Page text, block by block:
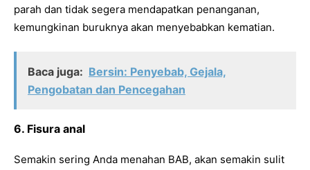
parah dan tidak segera mendapatkan penanganan,
kemungkinan buruknya akan menyebabkan kematian.
Baca juga: Bersin: Penyebab, Gejala,
Pengobatan dan Pencegahan
6. Fisura anal
Semakin sering Anda menahan BAB, akan semakin sulit